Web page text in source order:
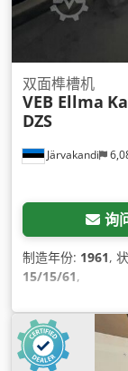
Järvakandi
双面榫槽机
VEB Ellma
DZS
询
制造年份: 1961,
15/15/61,